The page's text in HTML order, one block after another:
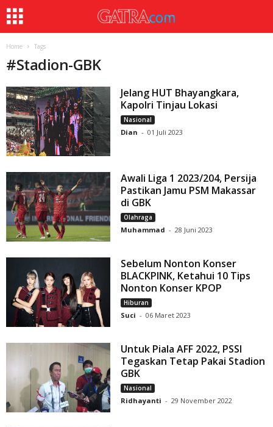
Home Tags
#Stadion-GBK
Jelang HUT Bhayangkara,
Kapolri Tinjau Lokasi
Nasional
Dian - 01 Juli 2023
Awali Liga 1 2023/204, Persija
Pastikan Jamu PSM Makassar
di GBK
Olahraga
Muhammad - 28 Juni 2023
Sebelum Nonton Konser
BLACKPINK, Ketahui 10 Tips
Nonton Konser KPOP
Hiburan
Suci - 06 Maret 2023
Untuk Piala AFF 2022, PSSI
Tegaskan Tetap Pakai Stadion
GBK
Nasional
Ridhayanti - 29 November 2022